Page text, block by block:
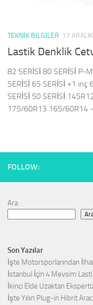
TEKNIK BILGILER 17
Lastik Denklik
82 SERİSİ 80 SERİSİ P-
SERİSİ 65 SERİSİ +1 inç
SERİSİ 50 SERİSİ
175/60R13 165/60R14
FOLLOW:
Ara
Son Yazılar
İşte Motorsporlarından
İstanbul İçin 4 Mevsim
İkinci Elde Uzaktan
İşte Yılın Plug-in Hibrit